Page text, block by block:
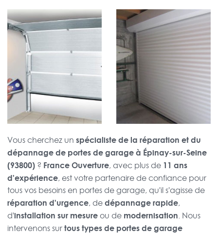
Vous cherchez un spécialiste de la réparation et du
dépannage de portes de garage à Épinay-sur-Seine
(93800) ? France Ouverture, avec plus de 11 ans
d'expérience, est votre partenaire de confiance pour
tous vos besoins en portes de garage, qu'il s'agisse de
réparation d'urgence, dedépannage rapide,
d'installation sur mesureou de modernisation. Nous
intervenons surtous types de portes de garage